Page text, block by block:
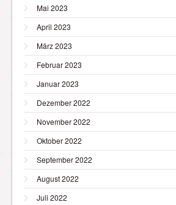
Mai 2023
April 2023
März 2023
Februar 2023
Januar 2023
Dezember 2022
November 2022
Oktober 2022
September 2022
August 2022
Juli 2022